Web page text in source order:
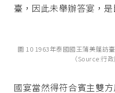
臺，因此未舉辦答宴，是
圖 10 1963年泰國國王蒲美蓬訪
（Source:行
國宴當然得符合賓主雙